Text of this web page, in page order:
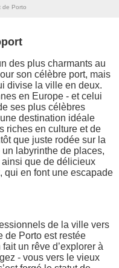
de Porto
des plus charmants au
son célèbre port, mais
divise la ville en deux.
en Europe - et celui
ses plus célèbres
destination idéale
riches en culture et de
que juste rodée sur la
labyrinthe de places,
que de délicieux
qui en font une escapade
de la ville vers
de Porto est restée
un rêve d’explorer à
- vous vers le vieux